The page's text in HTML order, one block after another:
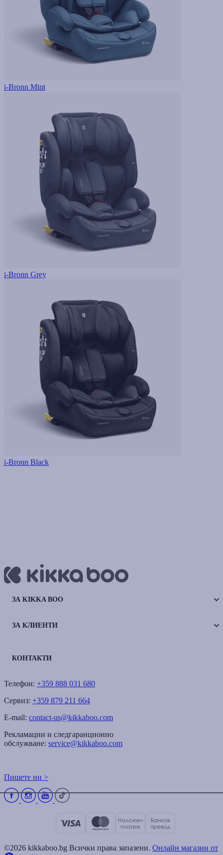
i-Bronn Mint
i-Bronn Grey
i-Bronn Black
ЗА KIKKA BOO
ЗА КЛИЕНТИ
КОНТАКТИ
Телефон: +359 888 031 680
Сервиз: +359 879 211 664
E-mail: contact-us@kikkaboo.com
Рекламации и следгаранционно
обслужване: service@kikkaboo.com
Пишете ни >
©2026 kikkaboo.bg Всички права запазени. Онлайн магазин от